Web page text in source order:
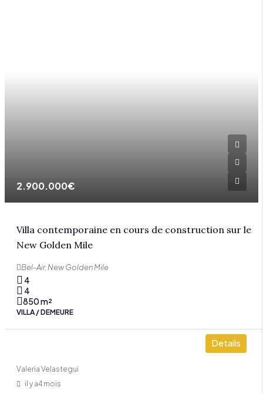
2.900.000€
Villa contemporaine en cours de construction sur le
New Golden Mile
Bel-Air, New Golden Mile
4
4
850m²
VILLA / DEMEURE
Details
Valeria Velastegui
il y a4 mois